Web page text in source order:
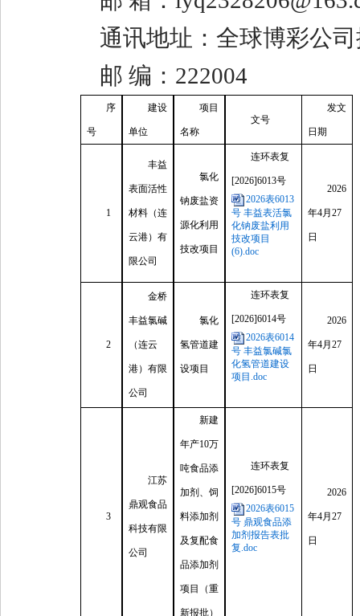
通讯地址： 全球博彩公
邮 编： 222004
序
号
建设
单位
项目
名称
文号
发文
日期
1
丰益
表面活性
材料（连
云港）有
限公司
氯化
钠废盐资
源化利用
技改项目
连环表复
[2026]6013号
2026表6013
号 丰益表活氯
化钠废盐利用
技改项目
(6).doc
2026
年4月27
日
2
金桥
丰益氯碱
（连云
港）有限
公司
氯化
氢管道建
设项目
连环表复
[2026]6014号
2026表6014
号 丰益氯碱氯
化氢管道建设
项目.doc
2026
年4月27
日
3
江苏
鼎观食品
科技有限
公司
新建
年产10万
吨食品添
加剂、饲
料添加剂
及复配食
品添加剂
项目（重
新报批）
连环表复
[2026]6015号
2026表6015
号 鼎观食品添
加剂报告表批
复.doc
2026
年4月27
日